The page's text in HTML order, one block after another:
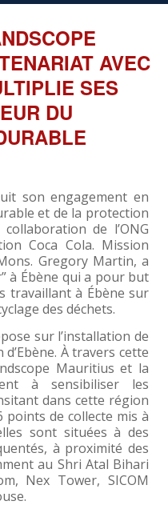
AVEC
SES
DU
son engagement en
et de la protection
de l’ONG
Coca Cola. Mission
Gregory Martin, a
à Ébène qui a pour but
travaillant à Ébène sur
des déchets.
sur l’installation de
À travers cette
Mauritius et la
à sensibiliser les
dans cette région
de collecte mis à
sont situées à des
à proximité des
au Shri Atal Bihari
Nex Tower, SICOM